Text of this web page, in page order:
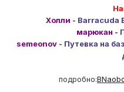
Холли - Barracuda
марюкан -
semeonov - Путевка на
подробно: